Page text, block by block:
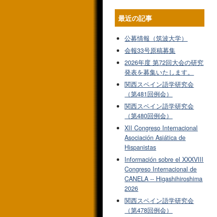
最近の記事
公募情報（筑波大学）
会報33号原稿募集
2026年度 第72回大会の研究
発表を募集いたします。
関西スペイン語学研究会
（第481回例会）
関西スペイン語学研究会
（第480回例会）
XII Congreso Internacional
Asociación Asiática de
Hispanistas
Información sobre el XXXVIII
Congreso Internacional de
CANELA -- Higashihiroshima
2026
関西スペイン語学研究会
（第478回例会）